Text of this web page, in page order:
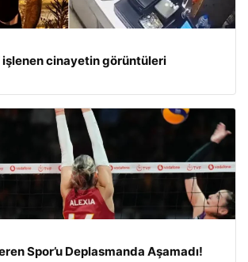
işlenen cinayetin görüntüleri
Spor’u Deplasmanda Aşamadı!